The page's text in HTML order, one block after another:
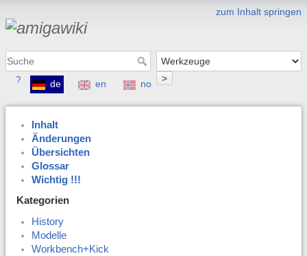
zum Inhalt springen
>
? de en no
Inhalt
Änderungen
Übersichten
Glossar
Wichtig !!!
Kategorien
History
Modelle
Workbench+Kick